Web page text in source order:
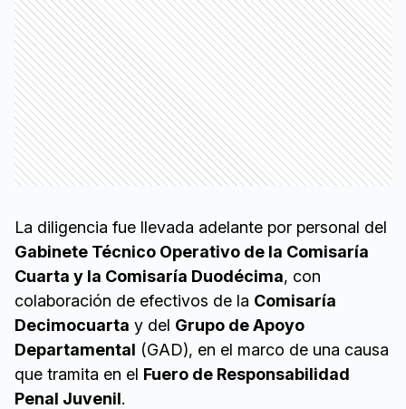
La diligencia fue llevada adelante por personal del
Gabinete Técnico Operativo de la Comisaría
Cuarta y la Comisaría Duodécima, con
colaboración de efectivos de la Comisaría
Decimocuarta y del Grupo de Apoyo
Departamental (GAD), en el marco de una causa
que tramita en el Fuero de Responsabilidad
Penal Juvenil.